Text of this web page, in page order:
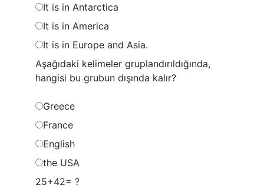
It is in Antarctica
It is in America
It is in Europe and Asia.
Aşağıdaki kelimeler gruplandırıldığında,
hangisi bu grubun dışında kalır?
Greece
France
English
the USA
25+42= ?